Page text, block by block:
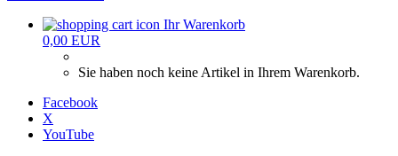
Ihr Warenkorb
0,00 EUR
Sie haben noch keine Artikel in Ihrem Warenkorb.
Facebook
X
YouTube